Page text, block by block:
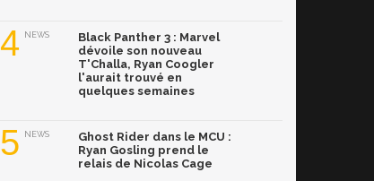
4 NEWS
Black Panther 3 : Marvel
dévoile son nouveau
T'Challa, Ryan Coogler
l'aurait trouvé en
quelques semaines
5 NEWS
Ghost Rider dans le MCU :
Ryan Gosling prend le
relais de Nicolas Cage